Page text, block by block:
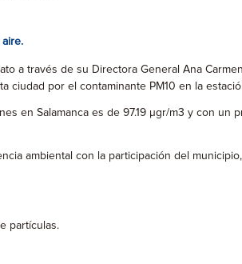
a través de su Directora General Ana
ciudad por el contaminante PM10 en la
en Salamanca es de 97.19 µgr/m3 y con
ambiental con la participación del
partículas.